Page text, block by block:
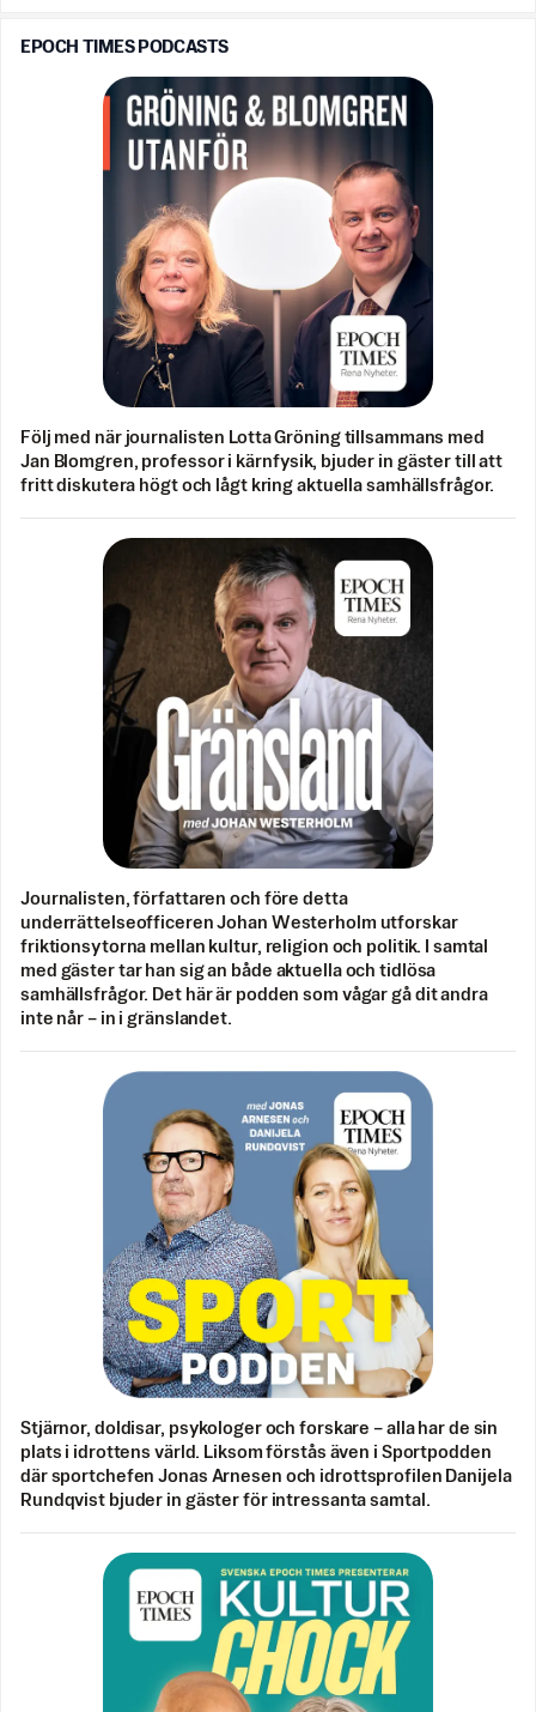
EPOCH TIMES PODCASTS
Följ med när journalisten Lotta Gröning tillsammans med
Jan Blomgren, professor i kärnfysik, bjuder in gäster till att
fritt diskutera högt och lågt kring aktuella samhällsfrågor.
Journalisten, författaren och före detta
underrättelseofficeren Johan Westerholm utforskar
friktionsytorna mellan kultur, religion och politik. I samtal
med gäster tar han sig an både aktuella och tidlösa
samhällsfrågor. Det här är podden som vågar gå dit andra
inte når – in i gränslandet.
Stjärnor, doldisar, psykologer och forskare – alla har de sin
plats i idrottens värld. Liksom förstås även i Sportpodden
där sportchefen Jonas Arnesen och idrottsprofilen Danijela
Rundqvist bjuder in gäster för intressanta samtal.